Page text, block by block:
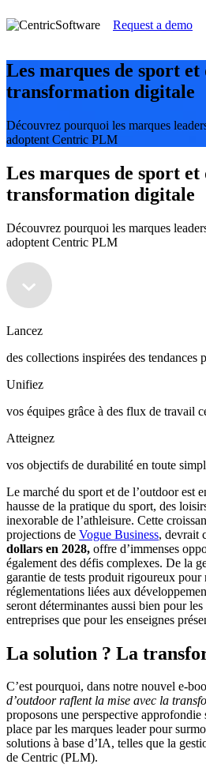
Request a demo
Les marques de sport et
transformation digitale
Découvrez pourquoi les marques
adoptent Centric PLM
Les marques de sport et
transformation digitale
Découvrez pourquoi les marques
adoptent Centric PLM
Lancez
des collections inspirées des tendances
Unifiez
vos équipes grâce à des flux de travail
Atteignez
vos objectifs de durabilité en toute
Le marché du sport et de l’outdoor est
hausse de la pratique du sport, des
inexorable de l’athleisure. Cette
projections de Vogue Business, devrait
dollars en 2028, offre d’immenses
également des défis complexes. De la
garantie de tests produit rigoureux pour
réglementations liées aux
seront déterminantes aussi bien pour
entreprises que pour les enseignes
La solution ? La
C’est pourquoi, dans notre nouvel e-
d’outdoor raflent la mise avec la
proposons une perspective approfondie
place par les marques leader pour
solutions à base d’IA, telles que la
de Centric (PLM).